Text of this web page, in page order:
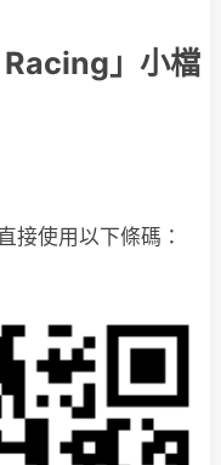
」小檔
接使用以下條碼：